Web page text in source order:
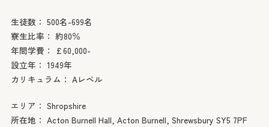
無料セミナー
Seminars
Articles
生徒数： 500名-699名
寮生比率： 約80％
年間学費：
£60,000-
設立年： 1949年
カリキュラム： Aレベル
エリア： Shropshire
所在地： Acton Burnell Hall, Acton Burnell, Shrewsbury SY5 7PF